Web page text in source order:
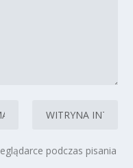
podczas pisania